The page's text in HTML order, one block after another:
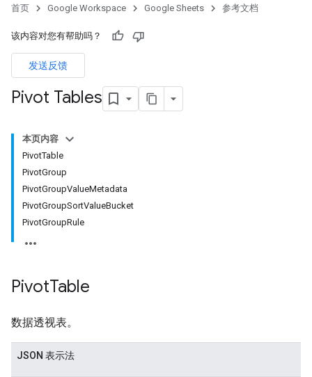
首页 Google Workspace Google Sheets 参考文档
该内容对您有帮助吗？
发送反馈
Pivot Tables
本页内容
PivotTable
PivotGroup
PivotGroupValueMetadata
PivotGroupSortValueBucket
PivotGroupRule
PivotTable
数据透视表。
JSON 表示法